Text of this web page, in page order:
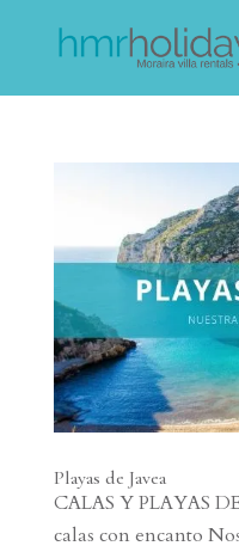
Playas de Javea
CALAS Y PLAYAS
calas con encanto